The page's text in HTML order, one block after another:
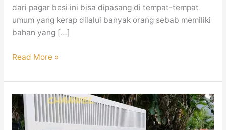
dari pagar besi ini bisa dipasang di tempat-tempat
umum yang kerap dilalui banyak orang sebab memiliki
bahan yang […]
Read More »
Pagar
Besi
Minimalis